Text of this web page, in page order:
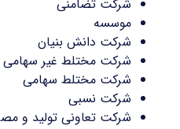
شرکت تضامنی
موسسه
شرکت دانش بنیان
شرکت مختلط غیر سهامی
شرکت مختلط سهامی
شرکت نسبی
شرکت تعاونی تولید و